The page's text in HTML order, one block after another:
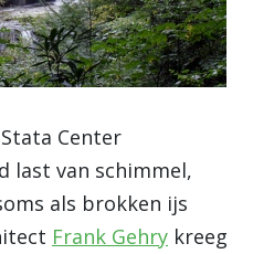
Center
last van schimmel,
als brokken ijs
Frank Gehry kreeg